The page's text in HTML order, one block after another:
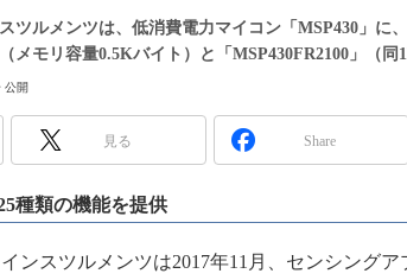
Times Japan）
Times Japan）
DCコンバーター活用講座
Wired, Weird
マイコン講座
Q&Aで学ぶマイコン講座
録計／データロガーの基礎知識
ズ編
ツルメンツは、低消費電力マイコン「MSP430」に
（メモリ容量0.5Kバイト）と「MSP430FR2100」（同
公開
見る Share
種類の機能を提供
ンスツルメンツは2017年11月、センシング